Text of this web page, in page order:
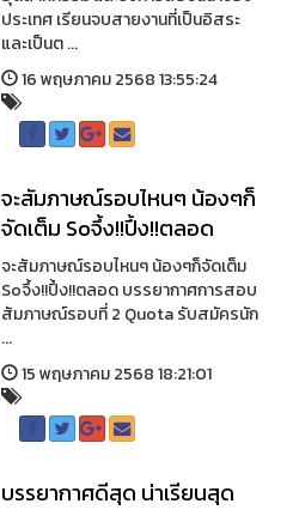
ประเทศ เรียนจบสายงานที่เป็นอิสระ
และเป็นต ...
16 พฤษภาคม 2568 13:55:24
จะสัมภาษณ์รอบไหนๆ น้องๆก็
จัดเต็ม Soจึ้ง!!ปึ้ง!!ตลอด
จะสัมภาษณ์รอบไหนๆ น้องๆก็จัดเต็ม
Soจึ้ง!!ปึ้ง!!ตลอด บรรยากาศการสอบ
สัมภาษณ์รอบที่ 2 Quota รับสมัครนัก
...
15 พฤษภาคม 2568 18:21:01
บรรยากาศดีสุด น่าเรียนสุด